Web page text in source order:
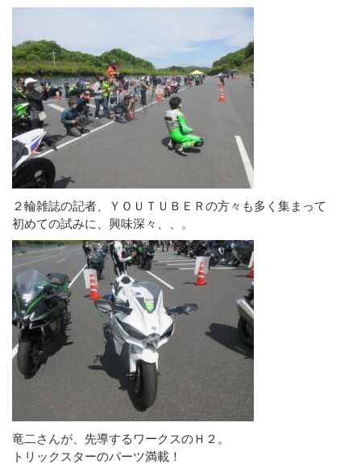
２輪雑誌の記者、ＹＯＵＴＵＢＥＲの方々も多く集まって
初めての試みに、興味深々、、。
竜二さんが、先導するワークスのＨ２。
トリックスターのパーツ満載！